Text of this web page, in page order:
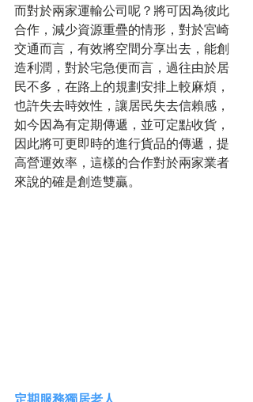
而對於兩家運輸公司呢？將可因為彼此
合作，減少資源重疊的情形，對於宮崎
交通而言，有效將空間分享出去，能創
造利潤，對於宅急便而言，過往由於居
民不多，在路上的規劃安排上較麻煩，
也許失去時效性，讓居民失去信賴感，
如今因為有定期傳遞，並可定點收貨，
因此將可更即時的進行貨品的傳遞，提
高營運效率，這樣的合作對於兩家業者
來說的確是創造雙贏。